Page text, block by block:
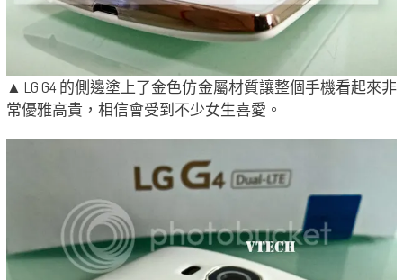
▲ LG G4 的側邊塗上了金色仿金屬材質讓整個手機看起來非
常優雅高貴，相信會受到不少女生喜愛。